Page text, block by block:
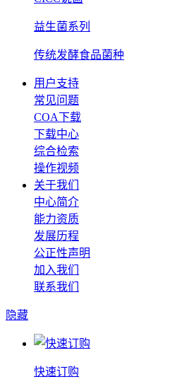
益生菌系列
传统发酵食品菌种
用户支持
常见问题
COA下载
下载中心
综合检索
操作视频
关于我们
中心简介
能力资质
发展历程
公正性声明
加入我们
联系我们
隐藏
快速订购